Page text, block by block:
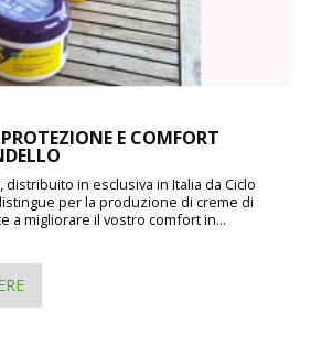
E COMFORT
distribuito in esclusiva in Italia da Ciclo
per la produzione di creme di
a migliorare il vostro comfort in...